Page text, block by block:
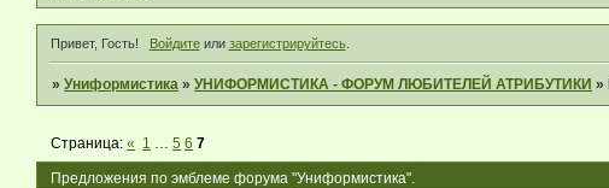
Привет, Гость! Войдитеили зарегистрируйтесь.
»Униформистика »УНИФОРМИСТИКА - ФОРУМ ЛЮБИТЕЛЕЙ АТРИБУТИКИ »
Предложения по эмблеме форума "Униформистика".
Страница:« 1 5 6 7